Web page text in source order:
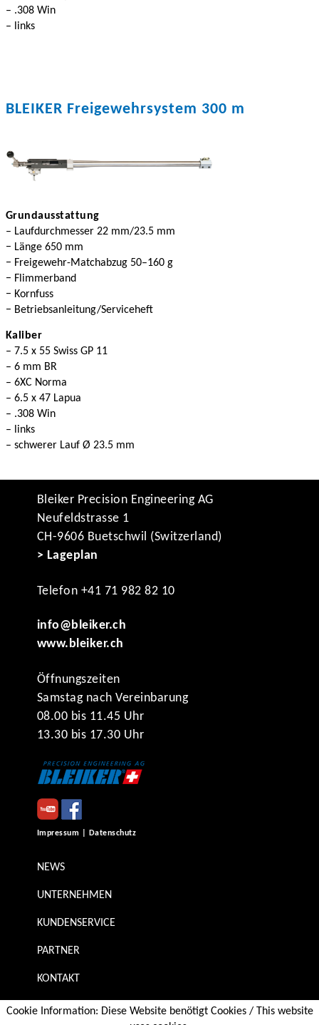
– .308 Win
– links
BLEIKER Freigewehrsystem 300 m
Grundausstattung
– Laufdurchmesser 22 mm/23.5 mm
− Länge 650 mm
− Freigewehr-Matchabzug 50–160 g
− Flimmerband
− Kornfuss
− Betriebsanleitung/Serviceheft
Kaliber
– 7.5 x 55 Swiss GP 11
– 6 mm BR
– 6XC Norma
– 6.5 x 47 Lapua
– .308 Win
– links
– schwerer Lauf Ø 23.5 mm
Bleiker Precision Engineering AG
Neufeldstrasse 1
CH-9606 Buetschwil (Switzerland)
> Lageplan
Telefon +41 71 982 82 10
info@bleiker.ch
www.bleiker.ch
Öffnungszeiten
Samstag nach Vereinbarung
08.00 bis 11.45 Uhr
13.30 bis 17.30 Uhr
Impressum | Datenschutz
NEWS
UNTERNEHMEN
KUNDENSERVICE
PARTNER
KONTAKT
SHOP
Cookie Information: Diese Website benötigt Cookies / This website